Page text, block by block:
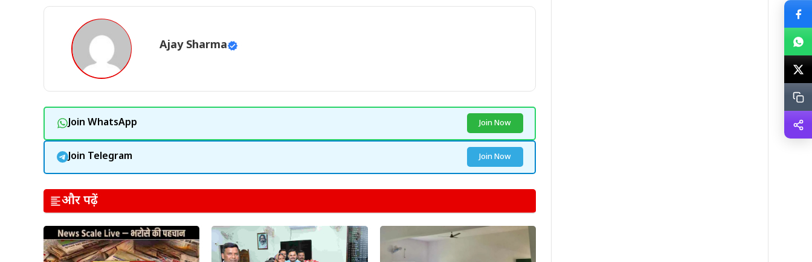
Ajay Sharma
Join WhatsApp Join Now
Join Telegram Join Now
और पढ़ें